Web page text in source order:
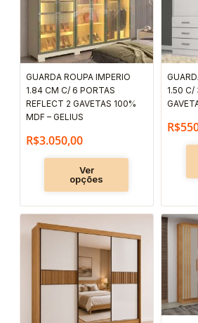
GUARDA ROUPA IMPERIO
1.84 CM C/ 6 PORTAS
REFLECT 2 GAVETAS 100%
MDF – GELIUS
R$3.050,00
Ver
opções
variantes.
As
opções
podem
escolhidas
do
1.50 C/
R$
produto
várias
variantes.